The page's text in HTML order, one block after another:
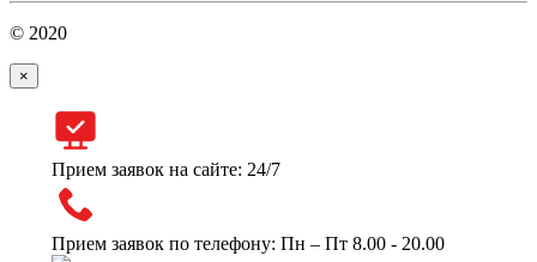
© 2020
×
Прием заявок на сайте: 24/7
Прием заявок по телефону: Пн – Пт 8.00 - 20.00